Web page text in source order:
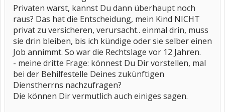
Privaten warst, kannst Du dann überhaupt noch
raus? Das hat die Entscheidung, mein Kind NICHT
privat zu versicheren, verursacht.. einmal drin, muss
sie drin bleiben, bis ich kündige oder sie selber einen
Job annimmt. So war die Rechtslage vor 12 Jahren.
- meine dritte Frage: könnest Du Dir vorstellen, mal
bei der Behilfestelle Deines zukünftigen
Dienstherrns nachzufragen?
Die können Dir vermutlich auch einiges sagen.